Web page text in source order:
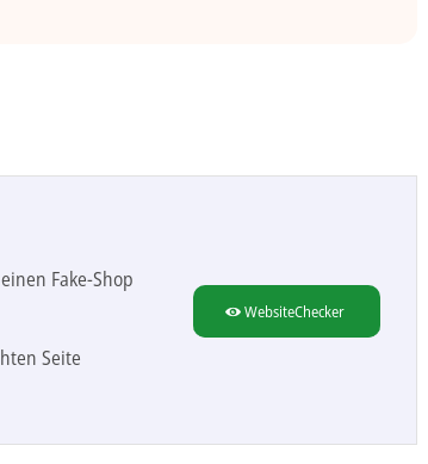
Fake-Shop
Seite
WebsiteChecker